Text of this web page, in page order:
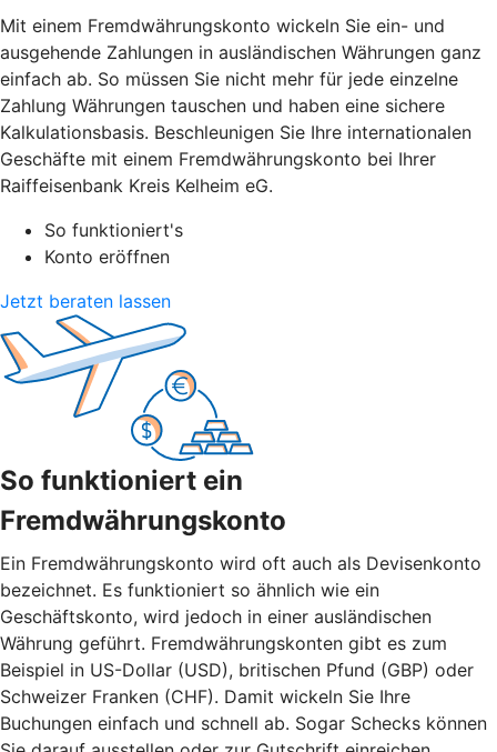
Mit einem Fremdwährungskonto wickeln Sie ein- und
ausgehende Zahlungen in ausländischen Währungen ganz
einfach ab. So müssen Sie nicht mehr für jede einzelne
Zahlung Währungen tauschen und haben eine sichere
Kalkulationsbasis. Beschleunigen Sie Ihre internationalen
Geschäfte mit einem Fremdwährungskonto bei Ihrer
Raiffeisenbank Kreis Kelheim eG.
So funktioniert's
Konto eröffnen
Jetzt beraten lassen
So funktioniert ein
Fremdwährungskonto
Ein Fremdwährungskonto wird oft auch als Devisenkonto
bezeichnet. Es funktioniert so ähnlich wie ein
Geschäftskonto, wird jedoch in einer ausländischen
Währung geführt. Fremdwährungskonten gibt es zum
Beispiel in US-Dollar (USD), britischen Pfund (GBP) oder
Schweizer Franken (CHF). Damit wickeln Sie Ihre
Buchungen einfach und schnell ab. Sogar Schecks können